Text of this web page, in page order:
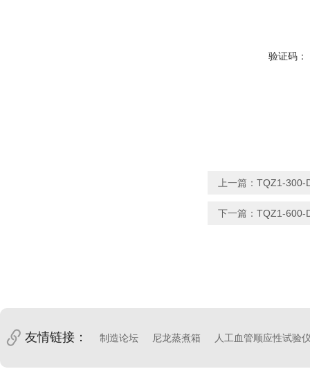
验证码：
上一篇： TQZ1-300-
下一篇： TQZ1-600-
友情链接： 制造论坛 尼龙蒸煮箱 人工血管顺应性试验